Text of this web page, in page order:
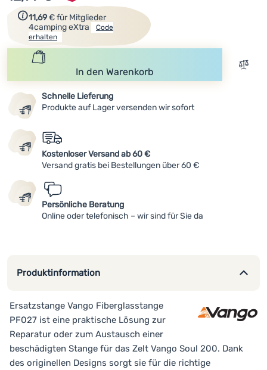
Anmelden /
Registrieren
Zum Erhalt des Rabattcodes einfach registrieren.
11,69€für Mitglieder
4camping eXtra
Code
erhalten
In den Warenkorb Zum
Schnelle Lieferung
Produkte auf Lager versenden wir sofort
Kostenloser Versand ab 60 €
Versand gratis bei Bestellungen über 60 €
Persönliche Beratung
Online oder telefonisch – wir sind für Sie da
Produktinformation
Ersatzstange Vango Fiberglasstange
PF027 ist eine praktische Lösung zur
Reparatur oder zum Austausch einer
beschädigten Stange für das Zelt Vango Soul 200. Dank
des originellen Designs sorgt sie für die richtige